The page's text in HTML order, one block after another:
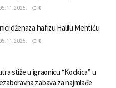
0
dženaza hafizu Halilu Mehtiću
0
stiže u igraonicu “Kockica” u
zabava za najmlađe